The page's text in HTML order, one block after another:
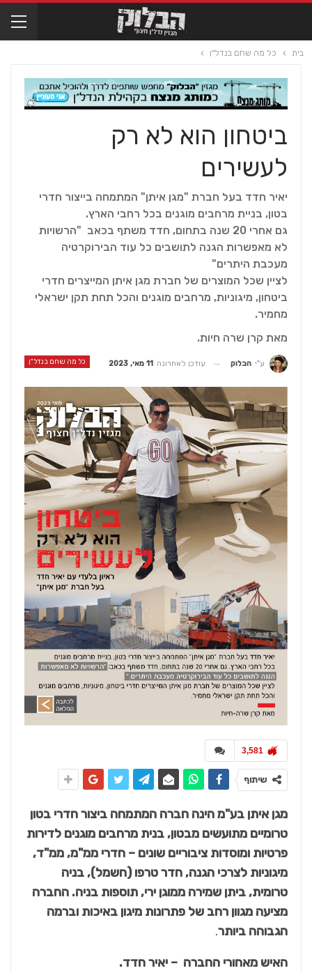
בית כל מה שחם בנדל"ן
ביטחון הוא לא רק
לעשירים
יאיר חדד בעל חברת "מגן איתן" המתמחה בייצור חדרי
בטון, בניית מרחבים מוגנים בכל רחבי הארץ.
גם אחרי 20 שנה בתחום, חדד משתף בכאב "הרשויות
לא מאפשרות הגנה לתושבים כל עוד הבירוקרטיה
מעכבת היתרים"
לציין שכל המוצרים של חברת מגן איתן המייצרים חדרי
ביטחון, מיגוניות, מרחבים מוגנים והכל תחת תקן ישראלי
מחמיר.
מאת קרן שרה חיות.
כל מה שחם בנדל"ן ע"י הבלוק עודכן לאחרונה 11 מאי, 2023
3,581
שיתוף
מגן איתן בע"מ הינה חברה המתמחה ביצור חדרי בטון
טרומיים מתועשים מבטון, בנית מרחבים מוגנים לדירות
פרטיות ומוסדות ציבוריים שונים – חדרי ממ"מ, ממ"ד,
מיגוניות לצרכי הגנה, חדר טרפו (חשמל), בניה
טרומית, ביתן שמירה ממוגן ירי, תוספות בניה. החברה
מציעה מגוון רחב של פתרונות מיגון באיכות וברמה
הגבוהה ביותר.
האיש מאחורי החברה – יאיר חדד.